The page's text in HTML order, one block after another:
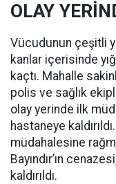
OLAY
Vücudunun çeşitli
kanlar içerisinde
kaçtı. Mahalle
polis ve sağlık
olay yerinde ilk
hastaneye
müdahalesine
Bayındır’ın
kaldırıldı.